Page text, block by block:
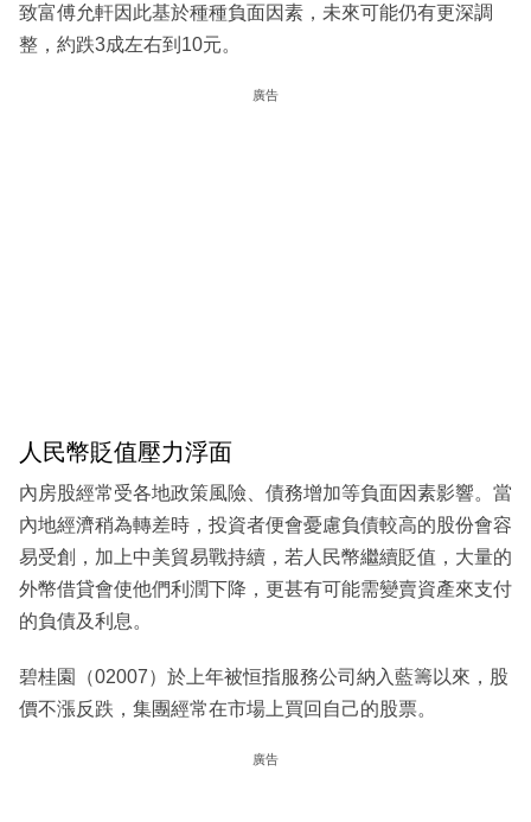
致富傅允軒因此基於種種負面因素，未來可能仍有更深調
整，約跌3成左右到10元。
廣告
人民幣貶值壓力浮面
內房股經常受各地政策風險、債務增加等負面因素影響。當
內地經濟稍為轉差時，投資者便會憂慮負債較高的股份會容
易受創，加上中美貿易戰持續，若人民幣繼續貶值，大量的
外幣借貸會使他們利潤下降，更甚有可能需變賣資產來支付
的負債及利息。
碧桂園（02007）於上年被恒指服務公司納入藍籌以來，股
價不漲反跌，集團經常在市場上買回自己的股票。
廣告